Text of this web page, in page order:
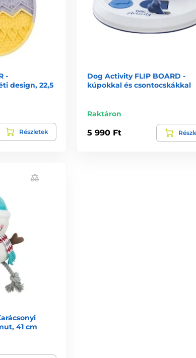
-
design, 22,5
Részletek
Dog Activity FLIP BOARD -
kúpokkal és csontocskákkal
Raktáron
5 990 Ft
41 cm